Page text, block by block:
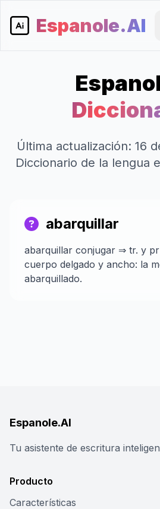
Espanole.AI
Última actualización: 16
Diccionario de la lengua
abarquillar
abarquillar conjugar ⇒ tr. y
cuerpo delgado y ancho: la
abarquillado.
Espanole.AI
Tu asistente de escritura
Producto
Características